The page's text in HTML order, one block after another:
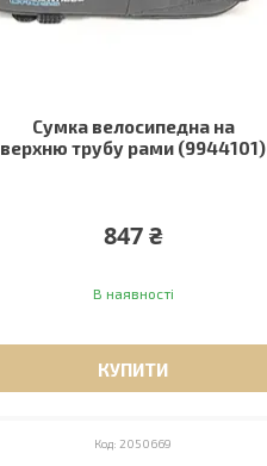
Сумка велосипедна на
верхню трубу рами (9944101)
847 ₴
В наявності
КУПИТИ
2050669